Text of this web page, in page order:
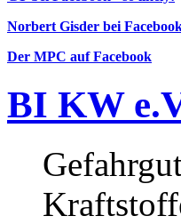
Norbert Gisder bei
Der MPC auf Facebook
BI KW